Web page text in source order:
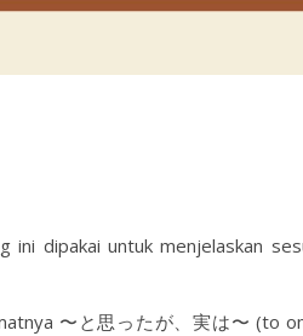
ini dipakai untuk menjelaskan
〜と思ったが、実は〜 (to